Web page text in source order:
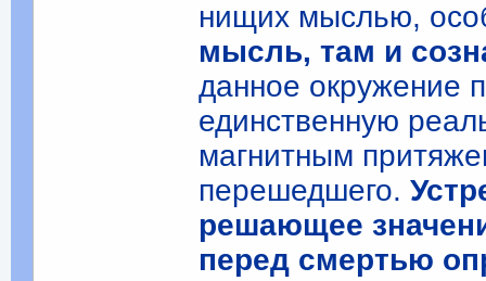
нищих мыслью,
мысль, там и
данное окружение
единственную
магнитным
перешедшего.
решающее
перед смертью